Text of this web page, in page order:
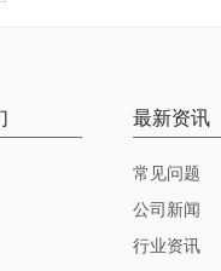
最新资讯
常见问题
公司新闻
行业资讯